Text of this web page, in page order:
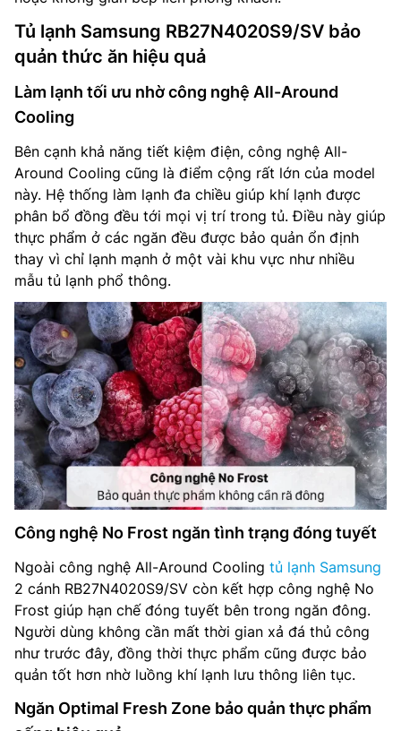
Tủ lạnh Samsung RB27N4020S9/SV bảo
quản thức ăn hiệu quả
Làm lạnh tối ưu nhờ công nghệ All-Around
Cooling
Bên cạnh khả năng tiết kiệm điện, công nghệ All-
Around Cooling cũng là điểm cộng rất lớn của model
này. Hệ thống làm lạnh đa chiều giúp khí lạnh được
phân bổ đồng đều tới mọi vị trí trong tủ. Điều này giúp
thực phẩm ở các ngăn đều được bảo quản ổn định
thay vì chỉ lạnh mạnh ở một vài khu vực như nhiều
mẫu tủ lạnh phổ thông.
Công nghệ No Frost ngăn tình trạng đóng tuyết
Ngoài công nghệ All-Around Cooling tủ lạnh Samsung
2 cánh RB27N4020S9/SV còn kết hợp công nghệ No
Frost giúp hạn chế đóng tuyết bên trong ngăn đông.
Người dùng không cần mất thời gian xả đá thủ công
như trước đây, đồng thời thực phẩm cũng được bảo
quản tốt hơn nhờ luồng khí lạnh lưu thông liên tục.
Ngăn Optimal Fresh Zone bảo quản thực phẩm